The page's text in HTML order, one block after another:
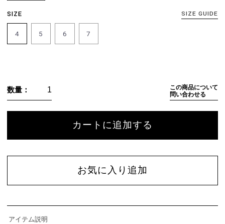
SIZE SIZE GUIDE
4 5 6 7
数量：
この商品について
問い合わせる
カートに追加する
お気に入り追加
アイテム説明